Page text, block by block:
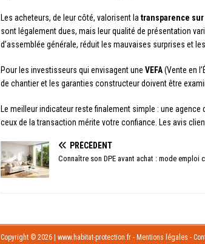
Les acheteurs, de leur côté, valorisent la transparence
sont légalement dues, mais leur qualité de présentation
d’assemblée générale, réduit les mauvaises surprises et
Pour les investisseurs qui envisagent une VEFA(Vente en
de chantier et les garanties constructeur doivent être
Le meilleur indicateur reste finalement simple : une
ceux de la transaction mérite votre confiance. Les avis
PRÉCÉDENT
Connaître son DPE avant achat : mode emploi
Copyright © 2026 | www.habitat-protection.fr - Mentions légales -